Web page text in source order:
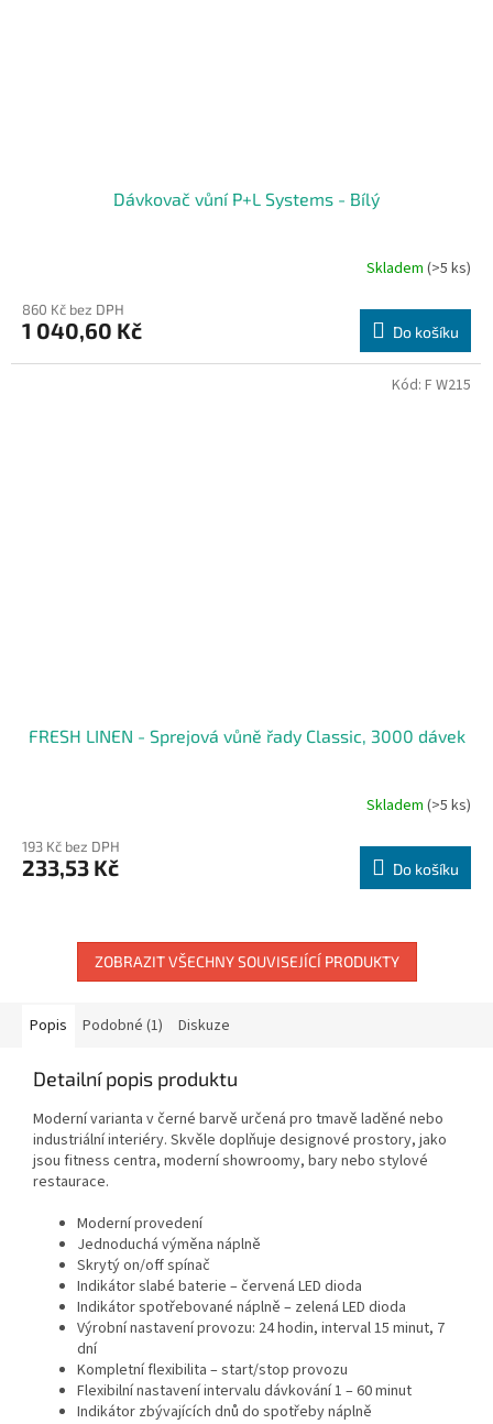
Dávkovač vůní P+L Systems - Bílý
Skladem (>5 ks)
860 Kč bez DPH
1 040,60 Kč Do košíku
FRESH LINEN - Sprejová vůně řady Classic, 3000 dávek
Skladem (>5 ks)
193 Kč bez DPH
233,53 Kč Do košíku
Kód: F W215
ZOBRAZIT VŠECHNY SOUVISEJÍCÍ PRODUKTY
Popis Podobné (1) Diskuze
Detailní popis produktu
Moderní varianta v černé barvě určená pro tmavě laděné nebo
industriální interiéry. Skvěle doplňuje designové prostory, jako
jsou fitness centra, moderní showroomy, bary nebo stylové
restaurace.
Moderní provedení
Jednoduchá výměna náplně
Skrytý on/off spínač
Indikátor slabé baterie – červená LED dioda
Indikátor spotřebované náplně – zelená LED dioda
Výrobní nastavení provozu: 24 hodin, interval 15 minut, 7
dní
Kompletní flexibilita – start/stop provozu
Flexibilní nastavení intervalu dávkování 1 – 60 minut
Indikátor zbývajících dnů do spotřeby náplně